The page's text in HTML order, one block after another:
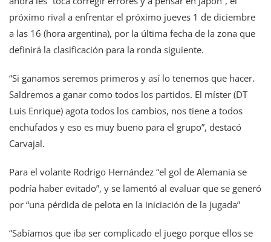
próximo rival a enfrentar el próximo jueves 1 de diciembre
a las 16 (hora argentina), por la última fecha de la zona que
definirá la clasificación para la ronda siguiente.
“Si ganamos seremos primeros y así lo tenemos que hacer.
Saldremos a ganar como todos los partidos. El míster (DT
Luis Enrique) agota todos los cambios, nos tiene a todos
enchufados y eso es muy bueno para el grupo”, destacó
Carvajal.
Para el volante Rodrigo Hernández “el gol de Alemania se
podría haber evitado”, y se lamentó al evaluar que se generó
por “una pérdida de pelota en la iniciación de la jugada”
“Sabíamos que iba ser complicado el juego porque ellos se